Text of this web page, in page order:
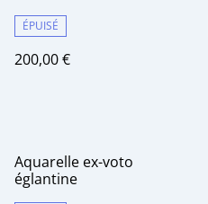
ÉPUISÉ
200,00 €
Aquarelle ex-voto
églantine